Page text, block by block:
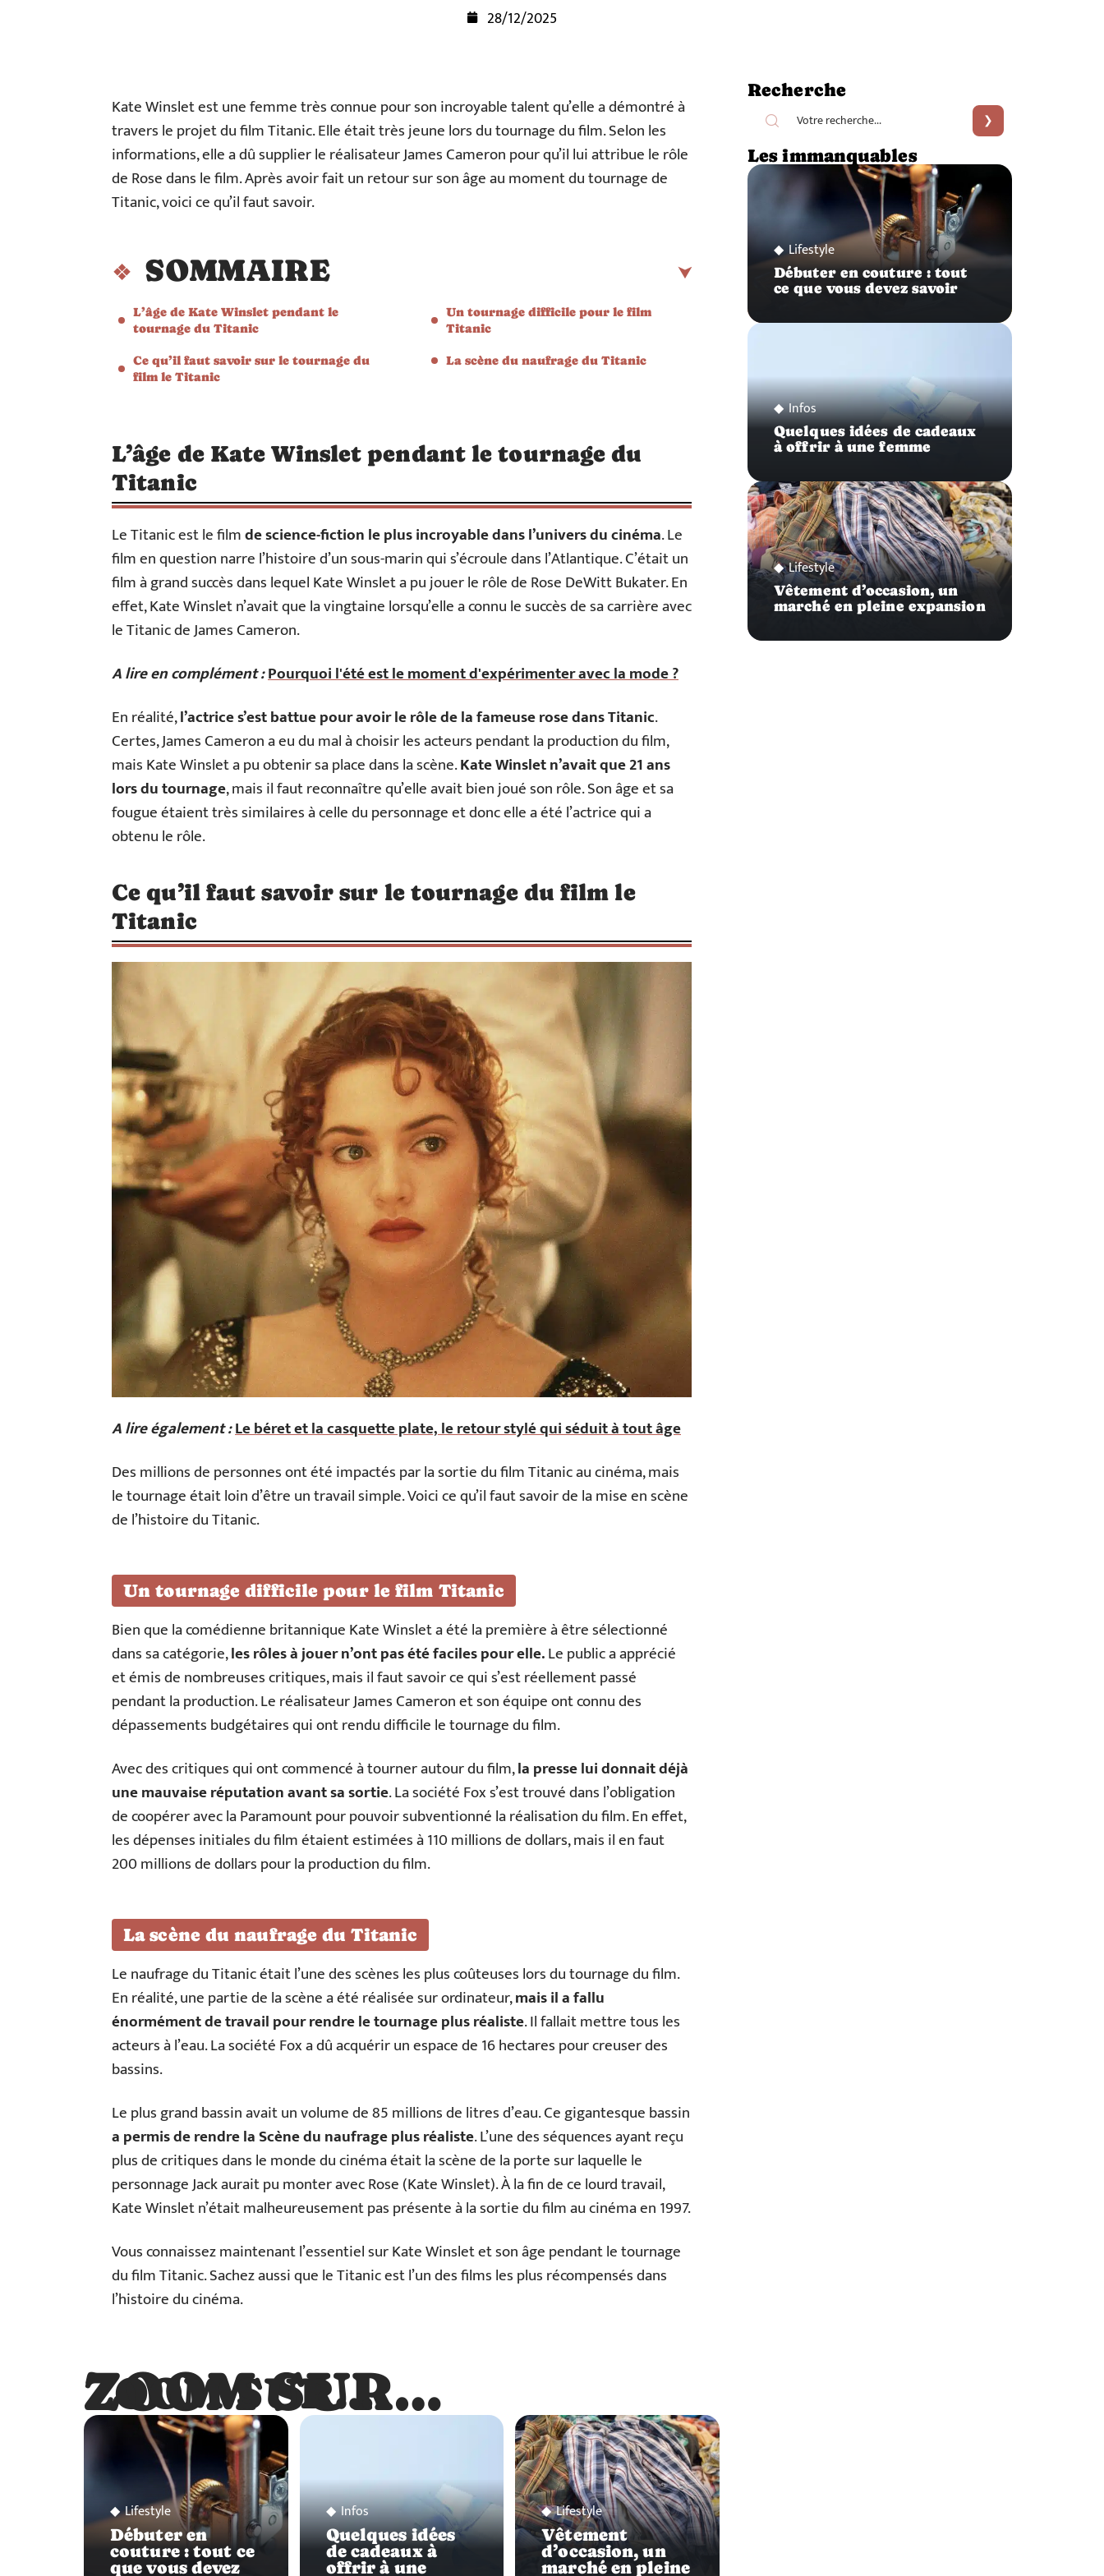
28/12/2025
Kate Winslet est une femme très connue pour son incroyable talent qu’elle a démontré à
travers le projet du film Titanic. Elle était très jeune lors du tournage du film. Selon les
informations, elle a dû supplier le réalisateur James Cameron pour qu’il lui attribue le rôle
de Rose dans le film. Après avoir fait un retour sur son âge au moment du tournage de
Titanic, voici ce qu’il faut savoir.
SOMMAIRE
L’âge de Kate Winslet pendant le
tournage du Titanic
Ce qu’il faut savoir sur le tournage du
film le Titanic
Un tournage difficile pour le film
Titanic
La scène du naufrage du Titanic
L’âge de Kate Winslet pendant le tournage du
Titanic
Le Titanic est le filmde science-fiction le plus incroyable dans l’univers du cinéma. Le
film en question narre l’histoire d’un sous-marin qui s’écroule dans l’Atlantique. C’était un
film à grand succès dans lequel Kate Winslet a pu jouer le rôle de Rose DeWitt Bukater. En
effet, Kate Winslet n’avait que la vingtaine lorsqu’elle a connu le succès de sa carrière avec
le Titanic de James Cameron.
A lire en complément :Pourquoi l'été est le moment d'expérimenter avec la mode ?
En réalité,l’actrice s’est battue pour avoir le rôle de la fameuse rose dans Titanic.
Certes, James Cameron a eu du mal à choisir les acteurs pendant la production du film,
mais Kate Winslet a pu obtenir sa place dans la scène.Kate Winslet n’avait que 21 ans
lors du tournage, mais il faut reconnaître qu’elle avait bien joué son rôle. Son âge et sa
fougue étaient très similaires à celle du personnage et donc elle a été l’actrice qui a
obtenu le rôle.
Ce qu’il faut savoir sur le tournage du film le
Titanic
A lire également :Le béret et la casquette plate, le retour stylé qui séduit à tout âge
Des millions de personnes ont été impactés par la sortie du film Titanic au cinéma, mais
le tournage était loin d’être un travail simple. Voici ce qu’il faut savoir de la mise en scène
de l’histoire du Titanic.
Un tournage difficile pour le film Titanic
Bien que la comédienne britannique Kate Winslet a été la première à être sélectionné
dans sa catégorie,les rôles à jouer n’ont pas été faciles pour elle.Le public a apprécié
et émis de nombreuses critiques, mais il faut savoir ce qui s’est réellement passé
pendant la production. Le réalisateur James Cameron et son équipe ont connu des
dépassements budgétaires qui ont rendu difficile le tournage du film.
Avec des critiques qui ont commencé à tourner autour du film,la presse lui donnait déjà
une mauvaise réputation avant sa sortie. La société Fox s’est trouvé dans l’obligation
de coopérer avec la Paramount pour pouvoir subventionné la réalisation du film. En effet,
les dépenses initiales du film étaient estimées à 110 millions de dollars, mais il en faut
200 millions de dollars pour la production du film.
La scène du naufrage du Titanic
Le naufrage du Titanic était l’une des scènes les plus coûteuses lors du tournage du film.
En réalité, une partie de la scène a été réalisée sur ordinateur,mais il a fallu
énormément de travail pour rendre le tournage plus réaliste. Il fallait mettre tous les
acteurs à l’eau. La société Fox a dû acquérir un espace de 16 hectares pour creuser des
bassins.
Le plus grand bassin avait un volume de 85 millions de litres d’eau. Ce gigantesque bassin
a permis de rendre la Scène du naufrage plus réaliste. L’une des séquences ayant reçu
plus de critiques dans le monde du cinéma était la scène de la porte sur laquelle le
personnage Jack aurait pu monter avec Rose (Kate Winslet). À la fin de ce lourd travail,
Kate Winslet n’était malheureusement pas présente à la sortie du film au cinéma en 1997.
Vous connaissez maintenant l’essentiel sur Kate Winslet et son âge pendant le tournage
du film Titanic. Sachez aussi que le Titanic est l’un des films les plus récompensés dans
l’histoire du cinéma.
ZOOM SUR…
ZOOM SUR…
Lifestyle
Débuter en
couture : tout ce
que vous devez
Infos
Quelques idées
de cadeaux à
offrir à une
Lifestyle
Vêtement
d’occasion, un
marché en pleine
Recherche
Les immanquables
Lifestyle
Débuter en couture : tout
ce que vous devez savoir
Infos
Quelques idées de cadeaux
à offrir à une femme
Lifestyle
Vêtement d’occasion, un
marché en pleine expansion